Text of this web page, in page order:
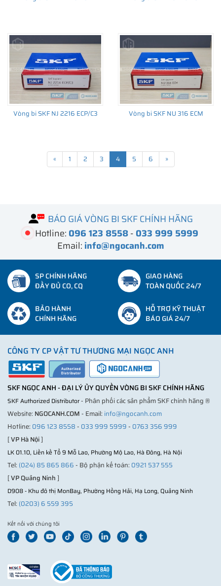
Vòng bi SKF NJ 2216 ECP/C3 Vòng bi SKF NU 316 ECM
« 1 2 3 4 5 6 »
BÁO GIÁ VÒNG BI SKF CHÍNH HÃNG
Hotline: 096 123 8558- 033 999 5999
Email: info@ngocanh.com
SP CHÍNH HÃNG
ĐẦY ĐỦ CO, CQ
GIAO HÀNG
TOÀN QUỐC 24/7
BẢO HÀNH
CHÍNH HÃNG
HỖ TRỢ KỸ THUẬT
BÁO GIÁ 24/7
CÔNG TY CP VẬT TƯ THƯƠNG MẠI NGỌC ANH
SKF NGỌC ANH - ĐẠI LÝ ỦY QUYỀN VÒNG BI SKF CHÍNH HÃNG
SKF Authorized Distributor- Phân phối các sản phẩm SKF chính hãng ®
Website: NGOCANH.COM- Email: info@ngocanh.com
Hotline: 096 123 8558- 033 999 5999- 0763 356 999
[VP Hà Nội]
LK 01.10, Liền kề Tổ 9 Mỗ Lao, Phường Mộ Lao, Hà Đông, Hà Nội
Tel: (024) 85 865 866- Bộ phận kế toán: 0921 537 555
[VP Quảng Ninh]
D908 - Khu đô thị MonBay, Phường Hồng Hải, Hạ Long, Quảng Ninh
Tel: (0203) 6 559 395
Kết nối với chúng tôi